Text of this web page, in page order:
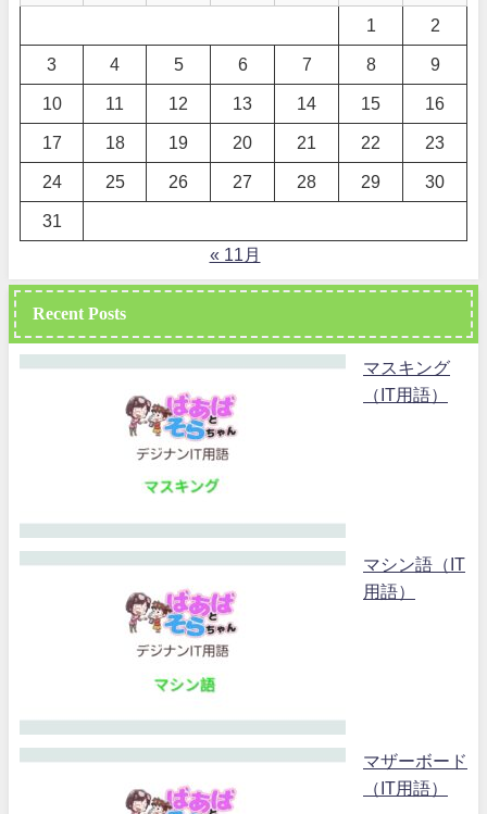
1 2
3 4 5 6 7 8 9
10 11 12 13 14 15 16
17 18 19 20 21 22 23
24 25 26 27 28 29 30
31
« 11月
Recent Posts
マスキング
（IT用語）
マシン語（IT
用語）
マザーボード
（IT用語）